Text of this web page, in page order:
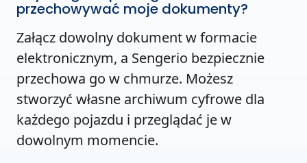
przechowywać moje dokumenty?
Załącz dowolny dokument w formacie
elektronicznym, a Sengerio bezpiecznie
przechowa go w chmurze. Możesz
stworzyć własne archiwum cyfrowe dla
każdego pojazdu i przeglądać je w
dowolnym momencie.